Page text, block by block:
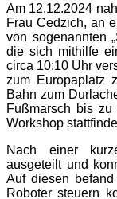
Am 12.12.2024
Frau Cedzich, an
von sogenannten
die sich mithilfe
circa 10:10 Uhr
zum Europaplatz
Bahn zum
Fußmarsch bis
Workshop
Nach einer
ausgeteilt und
Auf diesen
Roboter steuern